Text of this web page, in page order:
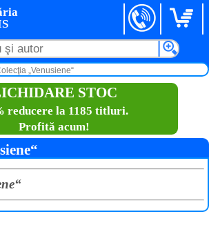
„Venusiene“
STOC
reducere la 1185 titluri.
Profită acum!